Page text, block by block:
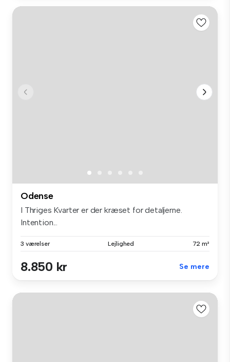
Odense
I Thriges Kvarter er der kræset for detaljerne.
Intention...
3 værelser Lejlighed 72 m²
8.850 kr Se mere